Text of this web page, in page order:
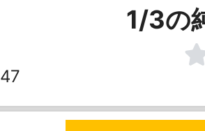
1/3の
47